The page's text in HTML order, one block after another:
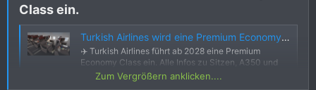
Class ein.​
Turkish Airlines wird eine Premium Economy Class einführen - Frankfurtflyer.de
✈️ Turkish Airlines führt ab 2028 eine Premium
Economy Class ein. Alle Infos zu Sitzen, A350 und
den Plänen der Airline.
Zum Vergrößern anklicken....